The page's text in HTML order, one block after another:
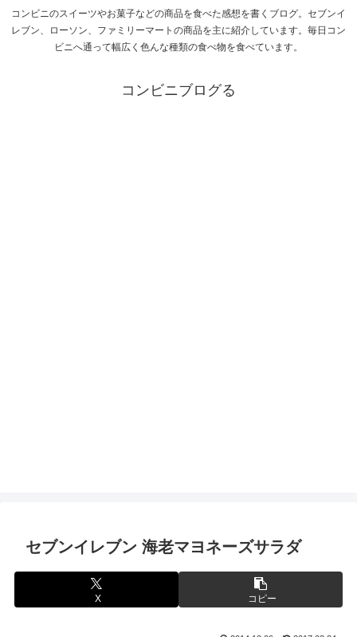
コンビニのスイーツやお菓子などの商品を食べた感想を書くブログ。セブンイ
レブン、ローソン、ファミリーマートの商品を主に紹介しています。毎日コン
ビニへ通って幅広く色んな種類の食べ物を食べています。
コンビニブログる
セブンイレブン 海老マヨネーズサラダ
X コピー